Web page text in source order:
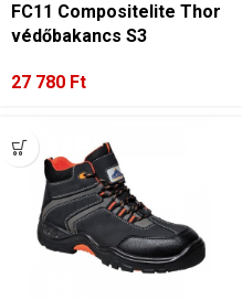
FC11 Compositelite Thor
védőbakancs S3
27 780 Ft